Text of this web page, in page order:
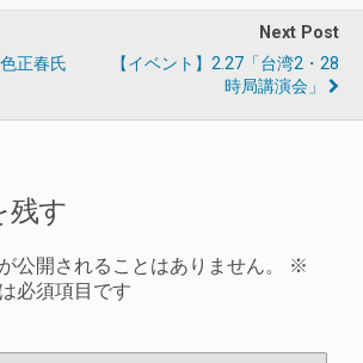
正春氏
Next Post
【イベント】2.27「台湾2・28
時局講演会」
残す
公開されることはありません。
※
必須項目です